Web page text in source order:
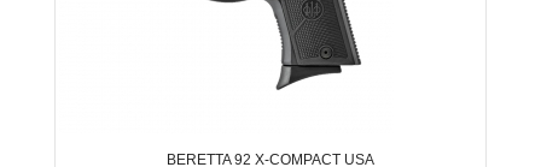
BERETTA 92 X-COMPACT USA